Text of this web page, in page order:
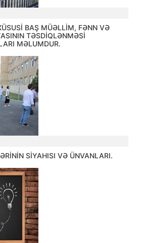
BAŞ MÜƏLLİM, FƏNN VƏ
TƏSDİQLƏNMƏSİ
MƏLUMDUR.
SİYAHISI VƏ ÜNVANLARI.